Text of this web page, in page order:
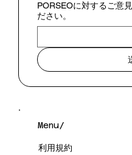
PORSEOに対するご意
ださい。
Menu/
利用規約